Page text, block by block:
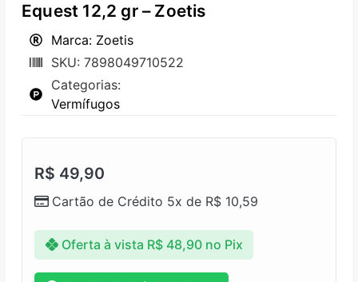
Equest 12,2 gr – Zoetis
Marca: Zoetis
SKU: 7898049710522
Categorias:
Vermífugos
R$ 49,90
Cartão de Crédito 5x de R$ 10,59
Oferta à vista R$48,90 no Pix